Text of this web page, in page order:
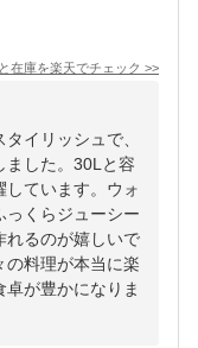
在庫を楽天でチェック >>
イリッシュで、
ました。30Lと容
ています。ウォ
っくらジューシー
れるのが嬉しいで
の料理が本当に楽
が豊かになりま